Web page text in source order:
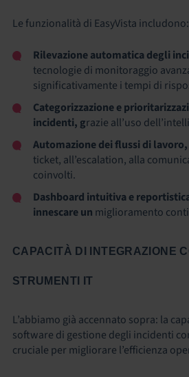
Le funzionalità di EasyVista includono:
Rilevazione automatica degli
tecnologie di monitoraggio
significativamente i tempi di
Categorizzazione e
incidenti, grazie all’uso
Automazione dei flussi di lavoro,
ticket, all’escalation, alla
coinvolti.
Dashboard intuitiva e
innescare un miglioramento
CAPACITÀ DI INTEGRAZIONE
STRUMENTI IT
L’abbiamo già accennato sopra: la
software di gestione degli incidenti
cruciale per migliorare l’efficienza